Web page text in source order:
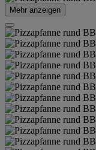
Mehr anzeigen